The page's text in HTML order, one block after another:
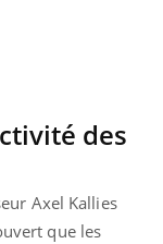
des
Axel Kallies
que les